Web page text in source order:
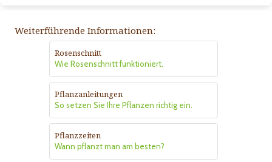
Weiterführende Informationen:
Rosenschnitt
Wie Rosenschnitt funktioniert.
Pflanzanleitungen
So setzen Sie Ihre Pflanzen richtig ein.
Pflanzzeiten
Wann pflanzt man am besten?